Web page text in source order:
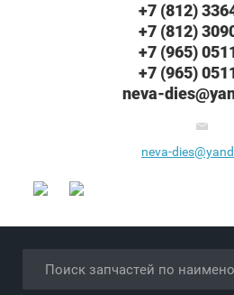
+7 (812)
+7 (812)
+7 (965)
+7 (965)
neva-
neva-